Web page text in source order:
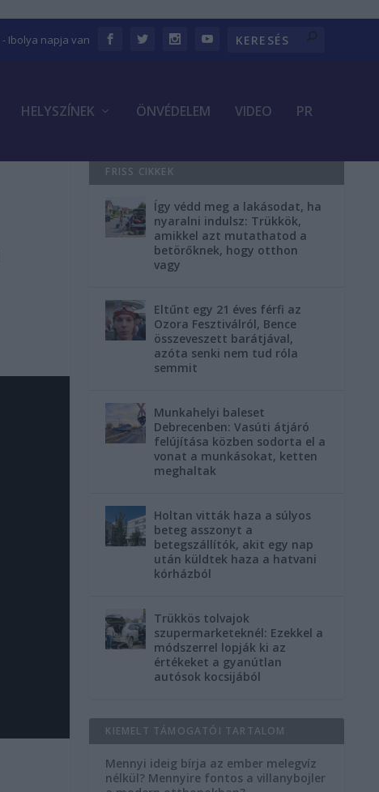
- Ibolya napja van
HELYSZÍNEK ÖNVÉDELEM VIDEO PR
FRISS CIKKEK
Így védd meg a lakásodat, ha
nyaralni indulsz: Trükkök,
amikkel azt mutathatod a
betörőknek, hogy otthon
vagy
Eltűnt egy 21 éves férfi az
Ozora Fesztiválról, Bence
összeveszett barátjával,
azóta senki nem tud róla
semmit
Munkahelyi baleset
Debrecenben: Vasúti átjáró
felújítása közben sodorta el a
vonat a munkásokat, ketten
meghaltak
Holtan vitták haza a súlyos
beteg asszonyt a
betegszállítók, akit egy nap
után küldtek haza a hatvani
kórházból
Trükkös tolvajok
szupermarketeknél: Ezekkel a
módszerrel lopják ki az
értékeket a gyanútlan
autósok kocsijából
KIEMELT TÁMOGATÓI TARTALOM
Mennyi ideig bírja az ember melegvíz
nélkül? Mennyire fontos a villanybojler